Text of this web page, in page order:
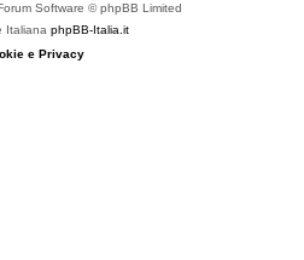
Software © phpBB Limited
Italiana phpBB-Italia.it
e Privacy